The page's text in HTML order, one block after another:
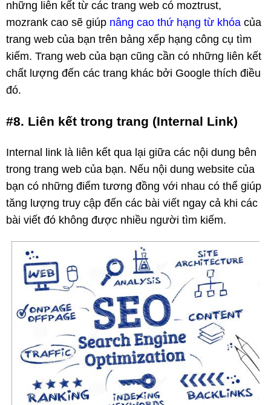
những liên kết từ các trang web có moztrust,
mozrank cao sẽ giúp nâng cao thứ hạng từ khóa của
trang web của bạn trên bảng xếp hạng công cụ tìm
kiếm. Trang web của bạn cũng cần có những liên kết
chất lượng đến các trang khác bởi Google thích điều
đó.
#8. Liên kết trong trang (Internal Link)
Internal link là liên kết qua lại giữa các nội dung bên
trong trang web của bạn. Nếu nội dung website của
bạn có những điểm tương đồng với nhau có thể giúp
tăng lượng truy cập đến các bài viết ngay cả khi các
bài viết đó không được nhiều người tìm kiếm.